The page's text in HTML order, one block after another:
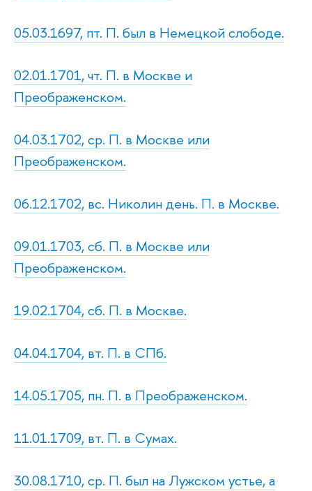
05.03.1697, пт. П. был в Немецкой слободе.
02.01.1701, чт. П. в Москве и
Преображенском.
04.03.1702, ср. П. в Москве или
Преображенском.
06.12.1702, вс. Николин день. П. в Москве.
09.01.1703, сб. П. в Москве или
Преображенском.
19.02.1704, сб. П. в Москве.
04.04.1704, вт. П. в СПб.
14.05.1705, пн. П. в Преображенском.
11.01.1709, вт. П. в Сумах.
30.08.1710, ср. П. был на Лужском устье, а